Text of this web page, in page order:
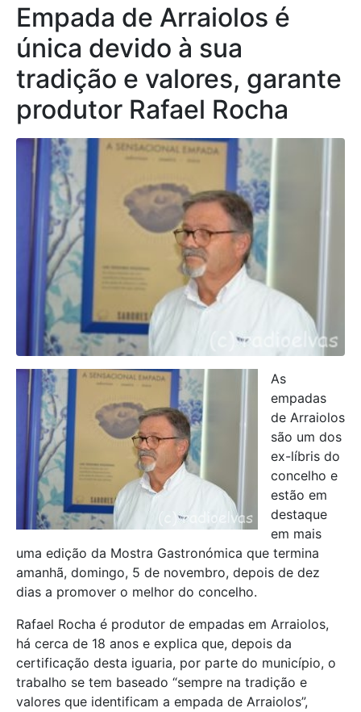
Empada de Arraiolos é
única devido à sua
tradição e valores, garante
produtor Rafael Rocha
As
empadas
de Arraiolos
são um dos
ex-líbris do
concelho e
estão em
destaque
em mais
uma edição da Mostra Gastronómica que termina
amanhã, domingo, 5 de novembro, depois de dez
dias a promover o melhor do concelho.
Rafael Rocha é produtor de empadas em Arraiolos,
há cerca de 18 anos e explica que, depois da
certificação desta iguaria, por parte do município, o
trabalho se tem baseado “sempre na tradição e
valores que identificam a empada de Arraiolos”,